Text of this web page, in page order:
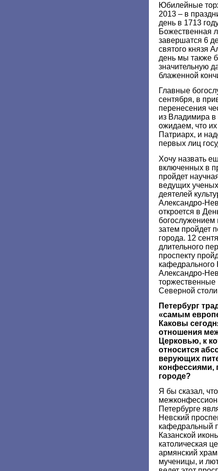
Юбилейные
2013 – в
день в 1713
Божественная
завершатся 6
святого князя
день мы также
значительную
блаженной
Главные
сентября, в
перенесения
из Владимира
ожидаем, что
Патриарх, и
первых лиц
Хочу назвать
включенных в
пройдет
ведущих
деятелей
Александро-
откроется в
богослужением
затем пройдет
города. 12
длительного
проспекту
кафедрального
Александро-
торжественные
Северной
Петербург
«самым
Каковы
отношения
Церковью, к
относится
верующих
конфессиями,
городе?
Я бы сказал,
Петербурге
Невский
кафедральный
Казанской
католическая
армянский
мученицы, и